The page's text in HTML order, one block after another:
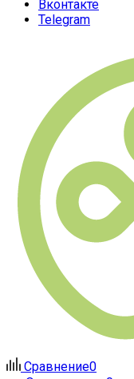
Вконтакте
Telegram
Сравнение0